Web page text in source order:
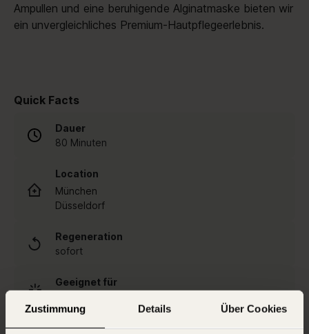
Zustimmung Details Über Cookies
Ampullen und eine beruhigende Alginatmaske bieten wir
ein unvergleichliches Premium-Hautpflegeerlebnis.
Quick Facts
Dauer
80 Minuten
Location
München
Düsseldorf
Regeneration
sofort
Geeignet für